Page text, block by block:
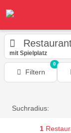
mit Spielplatz
Filtern
0
Suchradius:
1